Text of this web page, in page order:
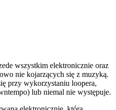
wszystkim elektronicznie oraz
nie kojarzących się z muzyką.
przy wykorzystaniu loopera,
lub niemal nie występuje.